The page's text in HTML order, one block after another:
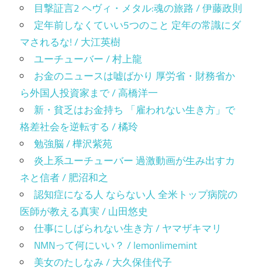
目撃証言2 ヘヴィ・メタル:魂の旅路 / 伊藤政則
定年前しなくていい5つのこと 定年の常識にダ
マされるな! / 大江英樹
ユーチューバー / 村上龍
お金のニュースは嘘ばかり 厚労省・財務省か
ら外国人投資家まで / 高橋洋一
新・貧乏はお金持ち 「雇われない生き方」で
格差社会を逆転する / 橘玲
勉強脳 / 樺沢紫苑
炎上系ユーチューバー 過激動画が生み出すカ
ネと信者 / 肥沼和之
認知症になる人 ならない人 全米トップ病院の
医師が教える真実 / 山田悠史
仕事にしばられない生き方 / ヤマザキマリ
NMNって何にいい？ / lemonlimemint
美女のたしなみ / 大久保佳代子